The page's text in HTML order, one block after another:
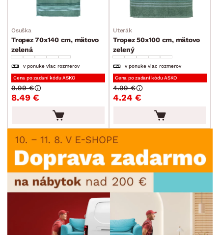
Osuška
Tropez 70x140 cm, mätovo
zelená
v ponuke viac rozmerov
Cena po zadaní kódu ASKO
8.49 €
9.99 €
Uterák
Tropez 50x100 cm, mätovo
zelený
v ponuke viac rozmerov
Cena po zadaní kódu ASKO
4.24 €
4.99 €